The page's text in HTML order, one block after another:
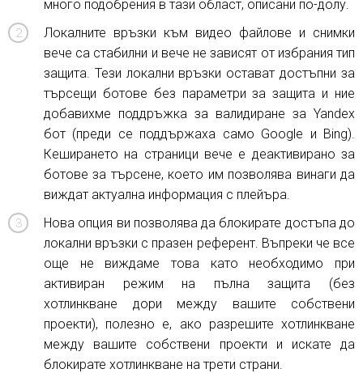
много подобрения в тази област, описани по-долу.
Локалните връзки към видео файлове и снимки
вече са стабилни и вече не зависят от избрания тип
защита. Тези локални връзки остават достъпни за
търсещи ботове без параметри за защита и ние
добавихме поддръжка за валидиране за Yandex
бот (преди се поддържаха само Google и Bing).
Кеширането на страници вече е деактивирано за
ботове за търсене, което им позволява винаги да
виждат актуална информация с плейъра.
Нова опция ви позволява да блокирате достъпа до
локални връзки с празен референт. Въпреки че все
още не виждаме това като необходимо при
активиран режим на пълна защита (без
хотлинкване дори между вашите собствени
проекти), полезно е, ако разрешите хотлинкване
между вашите собствени проекти и искате да
блокирате хотлинкване на трети страни.